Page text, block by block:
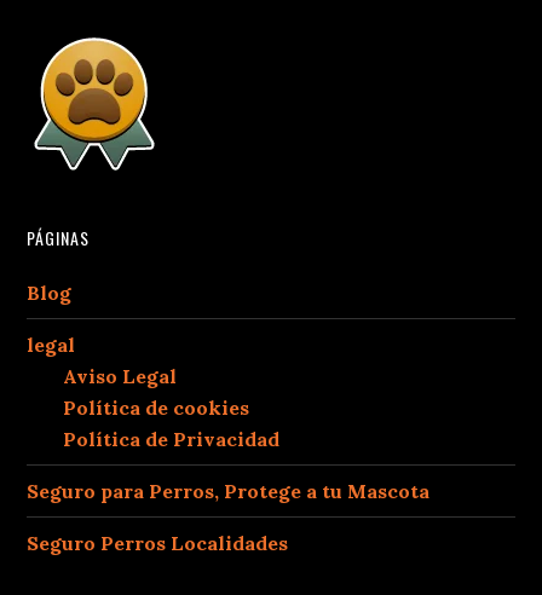
PÁGINAS
Blog
legal
Aviso Legal
Política de cookies
Política de Privacidad
Seguro para Perros, Protege a tu Mascota
Seguro Perros Localidades